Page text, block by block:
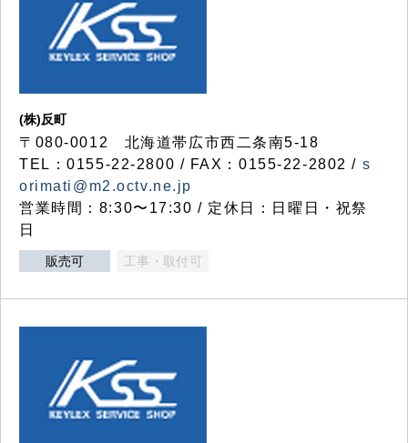
(株)反町
〒080-0012 北海道帯広市西二条南5-18
TEL：0155-22-2800 / FAX：0155-22-2802 / s
orimati@m2.octv.ne.jp
営業時間：8:30〜17:30 / 定休日：日曜日・祝祭
日
販売可 工事・取付可